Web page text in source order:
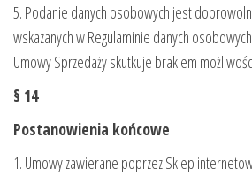
5. Podanie danych osobowych jest
wskazanych w Regulaminie danych
Umowy Sprzedaży skutkuje brakiem
§ 14
Postanowienia końcowe
1. Umowy zawierane poprzez Sklep